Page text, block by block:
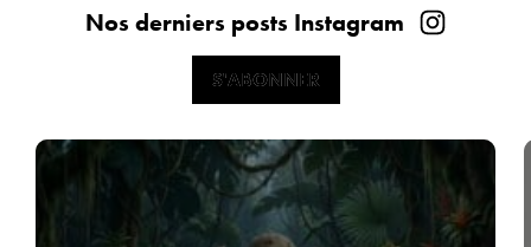
Nos derniers posts Instagram
S'ABONNER
S'ABONNER